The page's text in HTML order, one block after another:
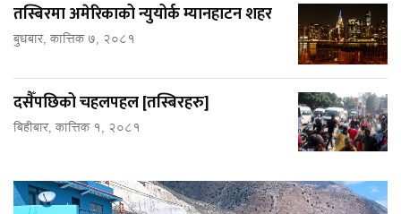
तस्बिरमा अमेरिकाको न्युयोर्क म्यानहाटन शहर
बुधबार, कात्तिक ७, २०८१
दसैँपछिको चहलपहल [तस्बिरहरु]
बिहीबार, कात्तिक १, २०८१